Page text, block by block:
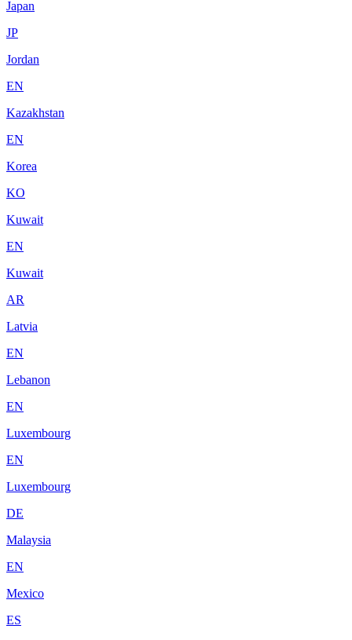
Japan
JP
Jordan
EN
Kazakhstan
EN
Korea
KO
Kuwait
EN
Kuwait
AR
Latvia
EN
Lebanon
EN
Luxembourg
EN
Luxembourg
DE
Malaysia
EN
Mexico
ES